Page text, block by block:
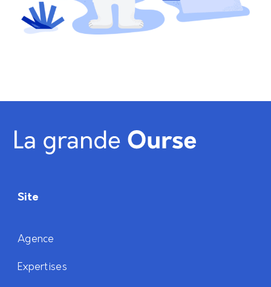
Site
Agence
Expertises